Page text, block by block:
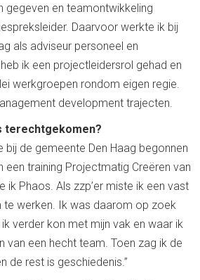
gegeven en teamontwikkeling
Daarvoor werkte ik bij
als adviseur personeel en
ik een projectleidersrol gehad en
werkgroepen rondom eigen regie.
development trajecten.
terechtgekomen?
bij de gemeente Den Haag begonnen
een training Projectmatig Creëren van
ik Phaos. Als zzp’er miste ik een vast
werken. Ik was daarom op zoek
verder kon met mijn vak en waar ik
van een hecht team. Toen zag ik de
de rest is geschiedenis.”